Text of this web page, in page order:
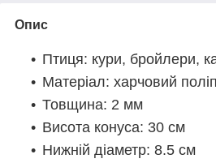
Опис
Птиця: кури, бройлери,
Матеріал: харчовий
Товщина: 2 мм
Висота конуса: 30 см
Нижній діаметр: 8.5 см